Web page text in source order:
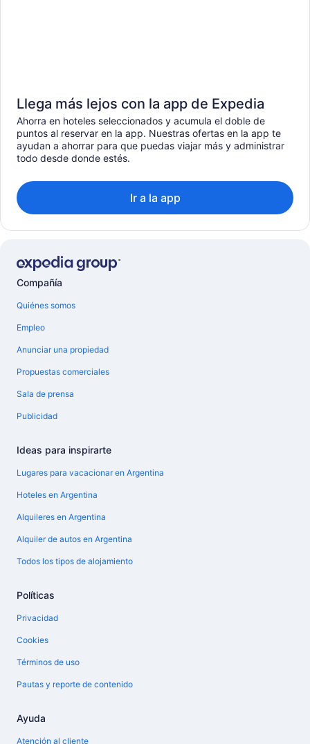
Llega más lejos con la app de Expedia
Ahorra en hoteles seleccionados y acumula el doble de
puntos al reservar en la app. Nuestras ofertas en la app te
ayudan a ahorrar para que puedas viajar más y administrar
todo desde donde estés.
Ir a la app
Compañía
Quiénes somos
Empleo
Anunciar una propiedad
Propuestas comerciales
Sala de prensa
Publicidad
Ideas para inspirarte
Lugares para vacacionar en Argentina
Hoteles en Argentina
Alquileres en Argentina
Alquiler de autos en Argentina
Todos los tipos de alojamiento
Políticas
Privacidad
Cookies
Términos de uso
Pautas y reporte de contenido
Ayuda
Atención al cliente